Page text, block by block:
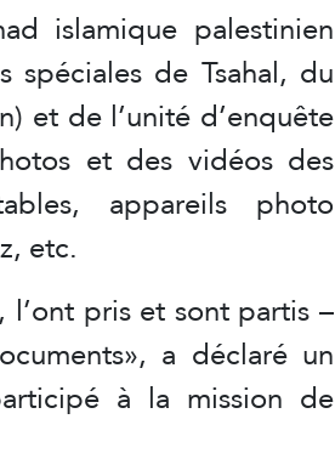
islamique palestinien
de Tsahal, du
et de l’unité d’enquête
et des vidéos des
appareils photo
etc.
pris et sont partis –
a déclaré un
à la mission de